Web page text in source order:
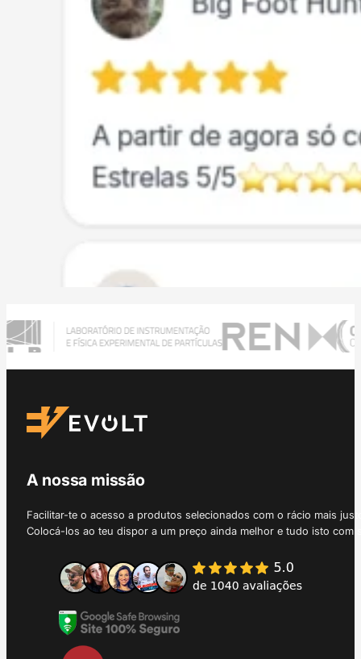
A nossa missão
Facilitar-te o acesso a produtos selecionados com o rácio mais
Colocá-los ao teu dispor a um preço ainda melhor e tudo isto